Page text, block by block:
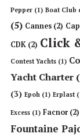
Pepper (1) Boat Club
(5) Cannes (2)
CDK (2) Click
Contest Yachts (1)
Yacht Charter
(3) Epoh (1) Erplast
Excess (1) Facnor(2)
Fountaine